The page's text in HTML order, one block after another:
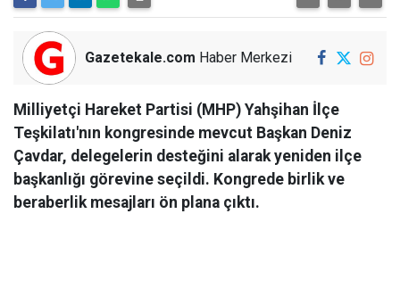
Gazetekale.com Haber Merkezi
Milliyetçi Hareket Partisi (MHP) Yahşihan İlçe
Teşkilatı'nın kongresinde mevcut Başkan Deniz
Çavdar, delegelerin desteğini alarak yeniden ilçe
başkanlığı görevine seçildi. Kongrede birlik ve
beraberlik mesajları ön plana çıktı.